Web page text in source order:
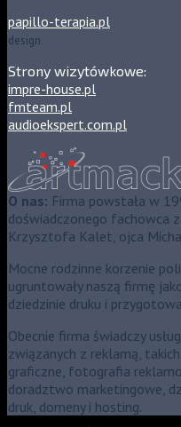
papillo-terapia.pl
design
Strony wizytówkowe:
impre-house.pl
fmteam.pl
audioekspert.com.pl
O nas: Firma powstała w
doświadczonego fachowca
Krzysztofa Kalet, ojca
Mocne rodzinne korzenie
ugruntowały naszą firmę
dziedzinie druku i
Obecnie firma świadczy
związanych z reklamą,
graficzne, fotografia
doradztwo marketingowe,
druk, domeny i hosting.